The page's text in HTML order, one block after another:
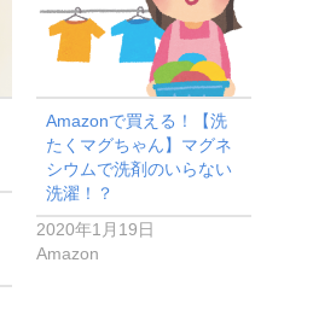
Amazonで買える！【洗
たくマグちゃん】マグネ
シウムで洗剤のいらない
洗濯！？
2020年1月19日
Amazon